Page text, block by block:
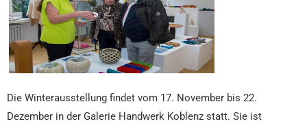
Die Winterausstellung findet vom 17. November bis 22.
Dezember in der Galerie Handwerk Koblenz statt. Sie ist